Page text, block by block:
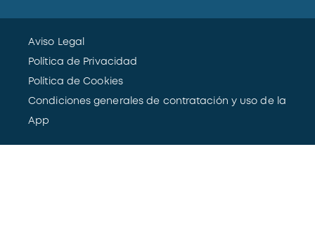
Aviso Legal
Política de Privacidad
Política de Cookies
Condiciones generales de contratación y uso de la
App